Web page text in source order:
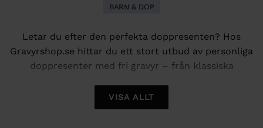
BARN & DOP
Letar du efter den perfekta doppresenten? Hos
Gravyrshop.se hittar du ett stort utbud av personliga
doppresenter med fri gravyr – från klassiska
bordsflaggor. En graverad doppresent
för livet, och med vår snabba leverans kan du alltid
VISA ALLT